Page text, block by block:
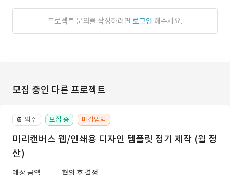
프로젝트 문의를 작성하려면 로그인 해주세요.
모집 중인 다른 프로젝트
📔 외주 모집 중 마감임박
미리캔버스 웹/인쇄용 디자인 템플릿 정기 제작 (월 정
산)
예상 금액
협의 후 결정